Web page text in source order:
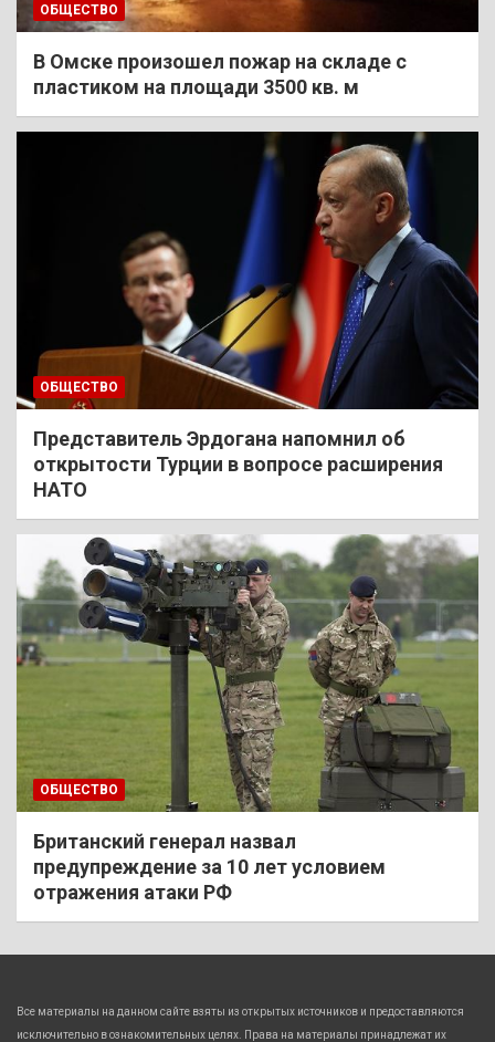
ОБЩЕСТВО
В Омске произошел пожар на складе с
пластиком на площади 3500 кв. м
ОБЩЕСТВО
Представитель Эрдогана напомнил об
открытости Турции в вопросе расширения
НАТО
ОБЩЕСТВО
Британский генерал назвал
предупреждение за 10 лет условием
отражения атаки РФ
Все материалы на данном сайте взяты из открытых источников и предоставляются
исключительно в ознакомительных целях. Права на материалы принадлежат их